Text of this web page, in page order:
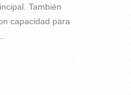
También
capacidad para